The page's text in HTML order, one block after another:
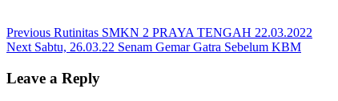
Post
navigation
Previous Previous
post:
Rutinitas SMKN 2 PRAYA TENGAH 22.03.2022
Next Next
Sabtu, 26.03.22 Senam Gemar Gatra Sebelum KBM
Leave a Reply